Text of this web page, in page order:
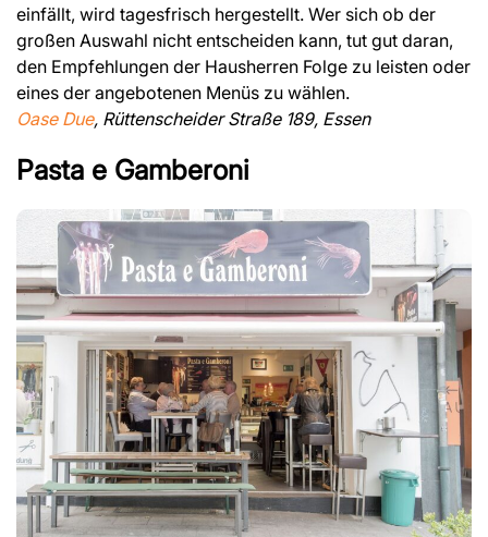
einfällt, wird tagesfrisch hergestellt. Wer sich ob der
großen Auswahl nicht entscheiden kann, tut gut daran,
den Empfehlungen der Hausherren Folge zu leisten oder
eines der angebotenen Menüs zu wählen.
Oase Due, Rüttenscheider Straße 189, Essen
Pasta e Gamberoni